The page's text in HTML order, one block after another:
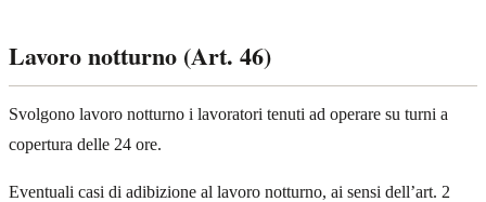
Lavoro notturno (Art. 46)
Svolgono lavoro notturno i lavoratori tenuti ad operare su turni a
copertura delle 24 ore.
Eventuali casi di adibizione al lavoro notturno, ai sensi dell’art. 2